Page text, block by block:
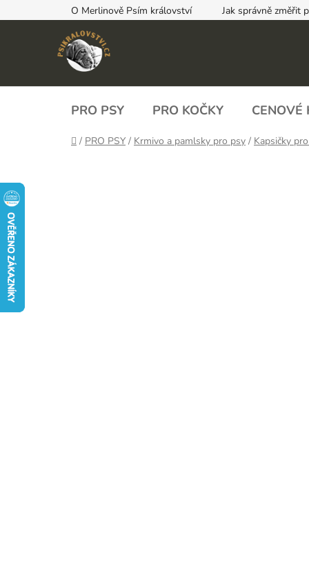
na
O Merlinově Psím království Jak správně změřit
PRO PSY PRO KOČKY CENOVÉ
Domů
/ PRO PSY / Krmivo a pamlsky pro psy / Kapsičky